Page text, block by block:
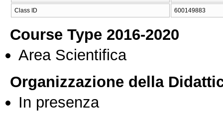
Class ID 600149883
Course Type 2016-2020
Area Scientifica
Organizzazione della
In presenza